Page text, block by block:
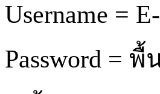
Username =
Password = พื้